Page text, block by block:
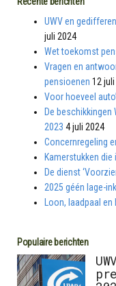
UWV en
juli 2024
Wet toekomst
Vragen en
pensioenen 12
Voor hoeveel
De
2023 4 juli 2024
Concernregeling
Kamerstukken
De dienst
2025 géén lage-
Loon, laadpaal en
Populaire berichten